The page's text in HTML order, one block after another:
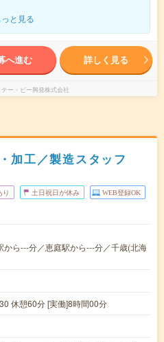
っと見る
へ進む 詳しく見る
テー・ビー興発株式会社
加工／製造スタッフ
り 土日祝日が休み WEB登録OK
から---分／恵庭駅から---分／千歳(北海
休憩60分 [実働]8時間00分